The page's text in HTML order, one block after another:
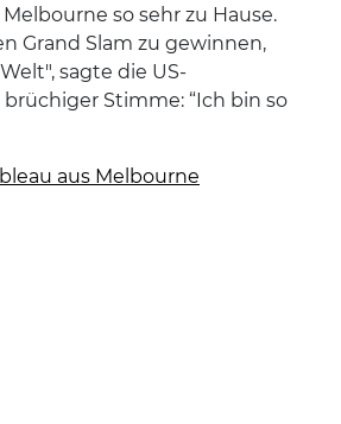
so sehr zu Hause.
Grand Slam zu gewinnen,
sagte die US-
Stimme: “Ich bin so
aus Melbourne